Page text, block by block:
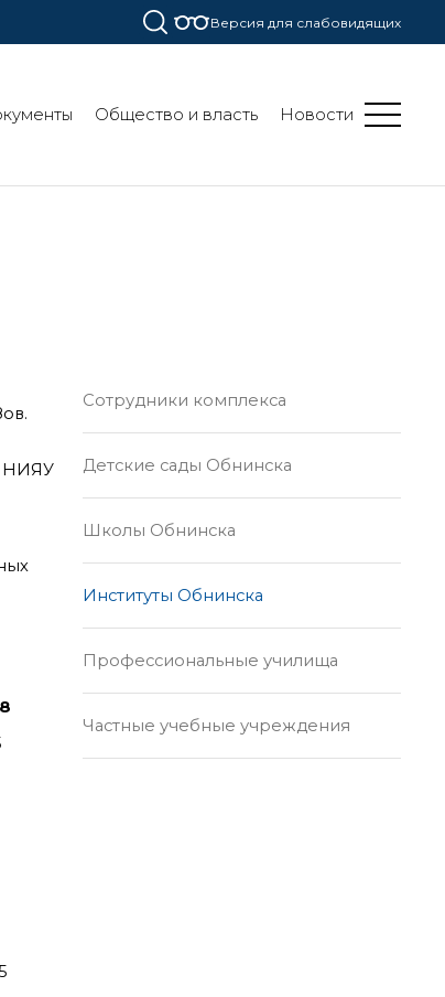
Версия для слабовидящих
Общество и власть Новости
НИЯУ
Сотрудники комплекса
Детские сады Обнинска
Школы Обнинска
Институты Обнинска
Профессиональные училища
Частные учебные учреждения